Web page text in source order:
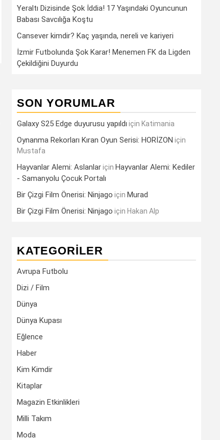
Yeraltı Dizisinde Şok İddia! 17 Yaşındaki Oyuncunun
Babası Savcılığa Koştu
Cansever kimdir? Kaç yaşında, nereli ve kariyeri
İzmir Futbolunda Şok Karar! Menemen FK da Ligden
Çekildiğini Duyurdu
SON YORUMLAR
Galaxy S25 Edge duyurusu yapıldı için Katimania
Oynanma Rekorları Kıran Oyun Serisi: HORİZON için
Mustafa
Hayvanlar Alemi: Aslanlariçin Hayvanlar Alemi: Kediler
- Samanyolu Çocuk Portalı
Bir Çizgi Film Önerisi: Ninjago için Murad
Bir Çizgi Film Önerisi: Ninjago için Hakan Alp
KATEGORILER
Avrupa Futbolu
Dizi / Film
Dünya
Dünya Kupası
Eğlence
Haber
Kim Kimdir
Kitaplar
Magazin Etkinlikleri
Milli Takım
Moda